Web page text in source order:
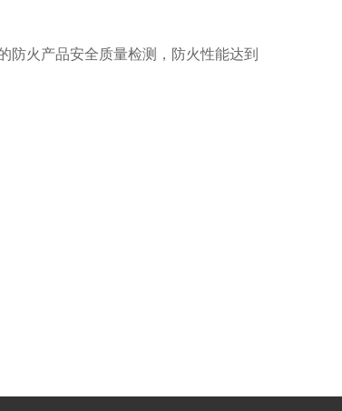
防火产品安全质量检测，防火性能达到